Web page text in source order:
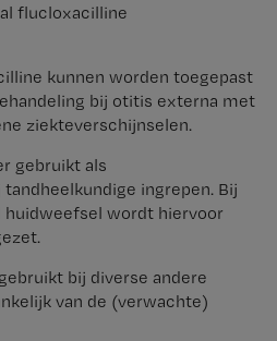
flucloxacilline
kunnen worden toegepast
bij otitis externa met
ziekteverschijnselen.
gebruikt als
ingrepen. Bij
wordt hiervoor
bij diverse andere
van de (verwachte)